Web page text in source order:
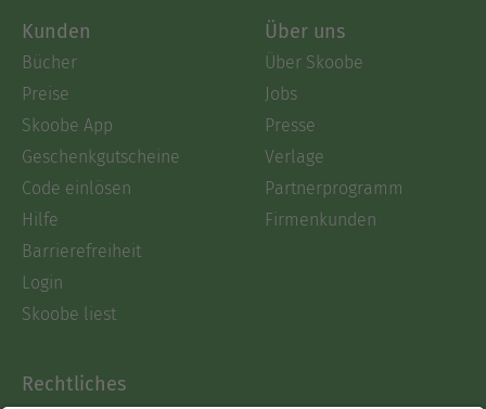
Kunden
Bücher
Preise
Skoobe App
Geschenkgutscheine
Code einlösen
Hilfe
Barrierefreiheit
Login
Skoobe liest
Über uns
Über Skoobe
Jobs
Presse
Verlage
Partnerprogramm
Firmenkunden
Rechtliches